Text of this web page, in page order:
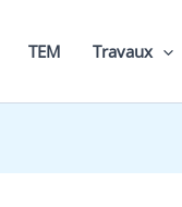
TEM Travaux